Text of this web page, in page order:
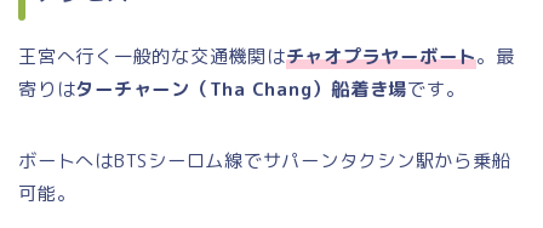
王宮へ行く一般的な交通機関はチャオプラヤーボート。最
寄りはターチャーン（Tha Chang）船着き場です。
ボートへはBTSシーロム線でサパーンタクシン駅から乗船
可能。